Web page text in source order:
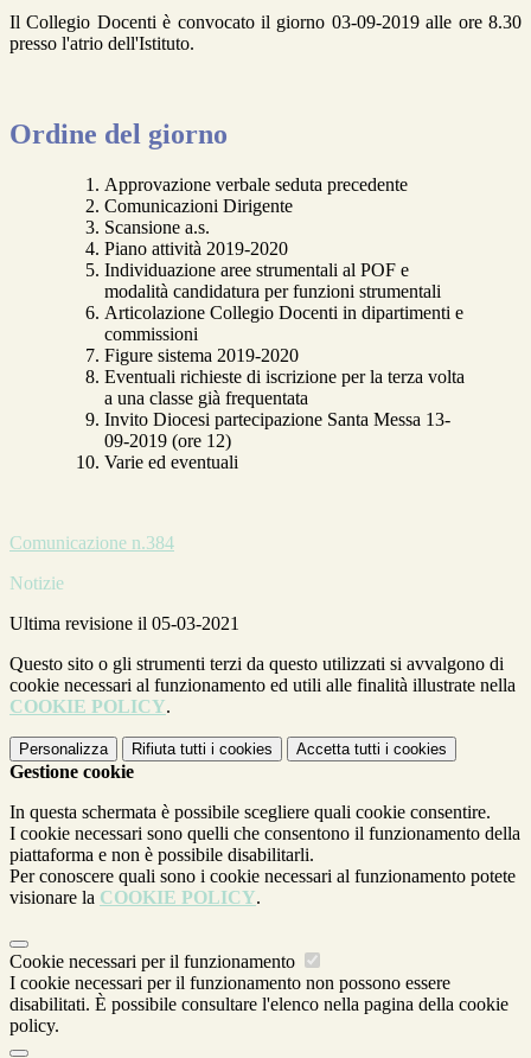
Il Collegio Docenti è convocato il giorno 03-09-2019 alle ore 8.30
presso l'atrio dell'Istituto.
Ordine del giorno
Approvazione verbale seduta precedente
Comunicazioni Dirigente
Scansione a.s.
Piano attività 2019-2020
Individuazione aree strumentali al POF e
modalità candidatura per funzioni strumentali
Articolazione Collegio Docenti in dipartimenti e
commissioni
Figure sistema 2019-2020
Eventuali richieste di iscrizione per la terza volta
a una classe già frequentata
Invito Diocesi partecipazione Santa Messa 13-
09-2019 (ore 12)
Varie ed eventuali
Comunicazione n.384
Notizie
Ultima revisione il 05-03-2021
Questo sito o gli strumenti terzi da questo utilizzati si avvalgono di
cookie necessari al funzionamento ed utili alle finalità illustrate nella
COOKIE POLICY.
Personalizza Rifiuta tutti i cookies Accetta tutti i cookies
Gestione cookie
In questa schermata è possibile scegliere quali cookie consentire.
I cookie necessari sono quelli che consentono il funzionamento della
piattaforma e non è possibile disabilitarli.
Per conoscere quali sono i cookie necessari al funzionamento potete
visionare la COOKIE POLICY.
Cookie necessari per il funzionamento
I cookie necessari per il funzionamento non possono essere
disabilitati. È possibile consultare l'elenco nella pagina della cookie
policy.